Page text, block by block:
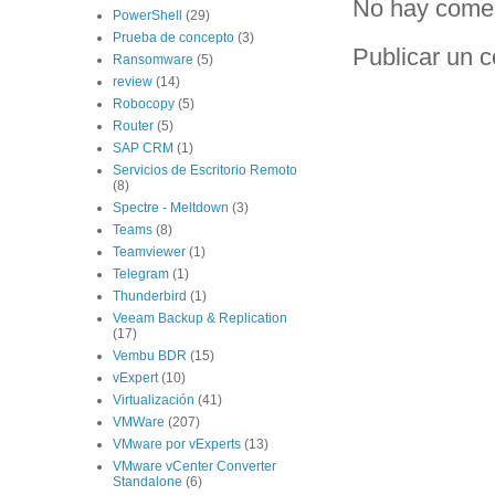
No hay
Publicar un
PowerShell (29)
Prueba de concepto (3)
Ransomware (5)
review (14)
Robocopy (5)
Router (5)
SAP CRM (1)
Servicios de Escritorio Remoto
(8)
Spectre - Meltdown (3)
Teams (8)
Teamviewer (1)
Telegram (1)
Thunderbird (1)
Veeam Backup & Replication
(17)
Vembu BDR (15)
vExpert (10)
Virtualización (41)
VMWare (207)
VMware por vExperts (13)
VMware vCenter Converter
Standalone (6)